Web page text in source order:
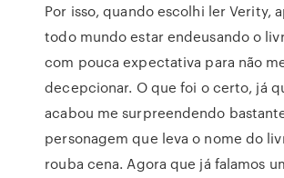
Por isso, quando escolhi ler Verity,
todo mundo estar endeusando o
com pouca expectativa para não
decepcionar. O que foi o certo, já
acabou me surpreendendo
personagem que leva o nome do
rouba cena. Agora que já falamos